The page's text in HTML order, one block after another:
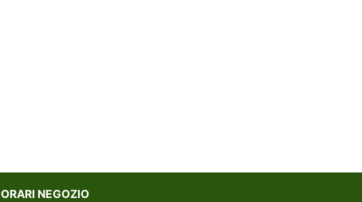
ORARI NEGOZIO